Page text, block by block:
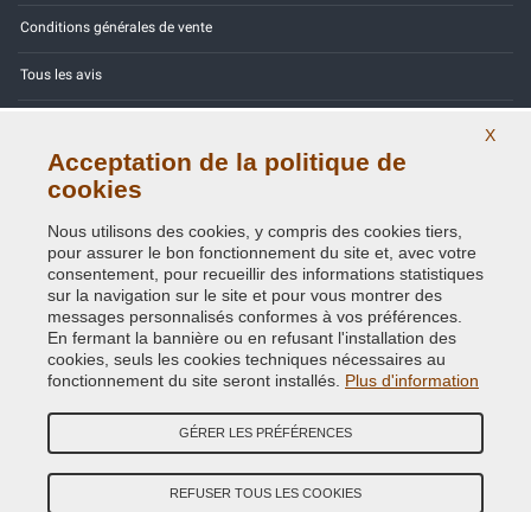
Conditions générales de vente
Tous les avis
Contactez-nous
Politique de confidentialité - RGPD
Copyright © 2014 - 2026. All Rights Reserved.
Credits:E-COMIT
Suivez nous sur nos réseaux sociaux
X
Acceptation de la politique de
cookies
Nous utilisons des cookies, y compris des cookies tiers,
pour assurer le bon fonctionnement du site et, avec votre
consentement, pour recueillir des informations statistiques
sur la navigation sur le site et pour vous montrer des
messages personnalisés conformes à vos préférences.
En fermant la bannière ou en refusant l'installation des
cookies, seuls les cookies techniques nécessaires au
fonctionnement du site seront installés. Plus d'information
GÉRER LES PRÉFÉRENCES
REFUSER TOUS LES COOKIES